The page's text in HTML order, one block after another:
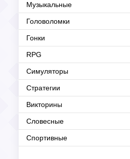
Музыкальные
Головоломки
Гонки
RPG
Симуляторы
Стратегии
Викторины
Словесные
Спортивные